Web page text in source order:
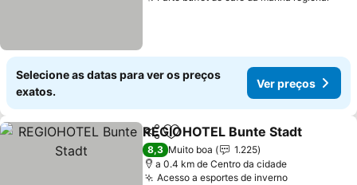
Selecione as datas para ver os preços
exatos.
Ver preços
PartilharAdicionar aos favoritos
REGIOHOTEL Bunte Stadt
8,3 Muito boa
1.225
a 0.4 km de Centro da cidade
Acesso a esportes de inverno